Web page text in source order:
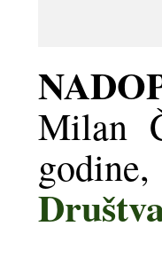
Milan